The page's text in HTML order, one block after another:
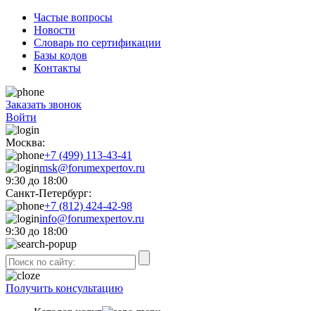
Частые вопросы
Новости
Словарь по сертификации
Базы кодов
Контакты
Заказать звонок
Войти
Москва:
+7 (499) 113-43-41
msk@forumexpertov.ru
9:30 до 18:00
Санкт-Петербург:
+7 (812) 424-42-98
info@forumexpertov.ru
9:30 до 18:00
Получить консультацию